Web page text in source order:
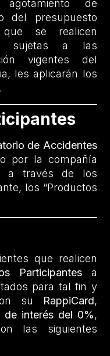
de
del presupuesto
se realicen
sujetas a las
vigentes del
les aplicarán los
de Accidentes
por la compañía
a través de los
los “Productos
que realicen
Participantesa
para tal fin y
su RappiCard,
de interés del 0%,
las siguientes